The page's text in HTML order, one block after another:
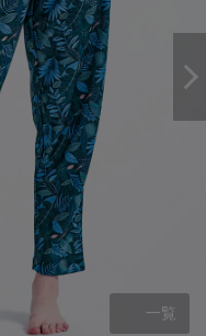
一覧